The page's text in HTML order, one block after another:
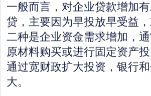
一般而言，对企业贷款增加
贷，主要因为早投放早受益
二种是企业资金需求增加，
原材料购买或进行固定资产
通过宽财政扩大投资，银行
大。